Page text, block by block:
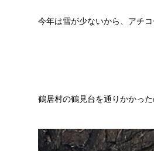
今年は雪が少ないから、アチ
鶴居村の鶴見台を通りかかった